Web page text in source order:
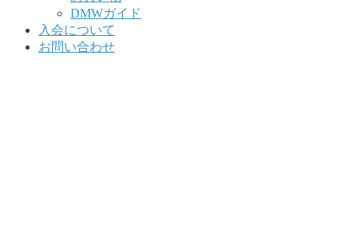
DMWガイド
入会について
お問い合わせ